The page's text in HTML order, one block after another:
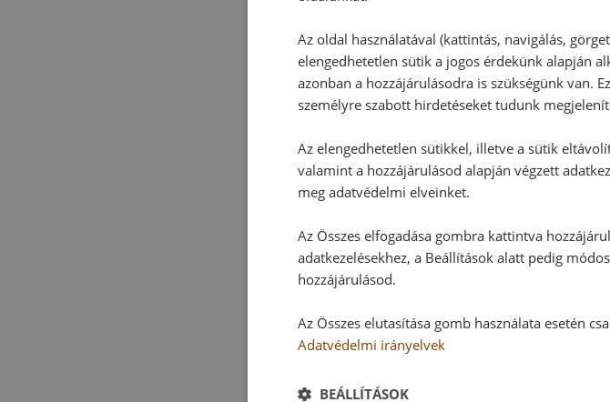
Az oldal használatával (kattintás, navigálás,
elengedhetetlen sütik a jogos érdekünk alapján
azonban a hozzájárulásodra is szükségünk van.
személyre szabott hirdetéseket tudunk
Az elengedhetetlen sütikkel, illetve a sütik
valamint a hozzájárulásod alapján végzett
meg adatvédelmi elveinket.
Az Összes elfogadása gombra kattintva
adatkezelésekhez, a Beállítások alatt pedig
hozzájárulásod.
Az Összes elutasítása gomb használata esetén
Adatvédelmi irányelvek
BEÁLLÍTÁSOK